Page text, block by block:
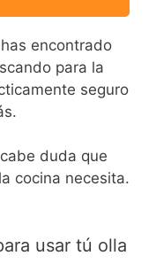
encontrado
para la
seguro
duda que
cocina necesita.
usar tú olla